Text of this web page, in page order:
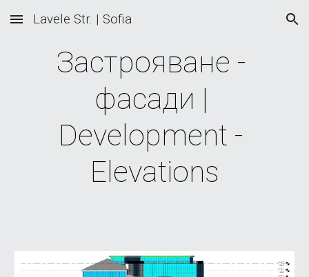
Skip to main content Skip to navigation
Lavele Str. | Sofia
Застрояване -
фасади |
Development -
Elevations